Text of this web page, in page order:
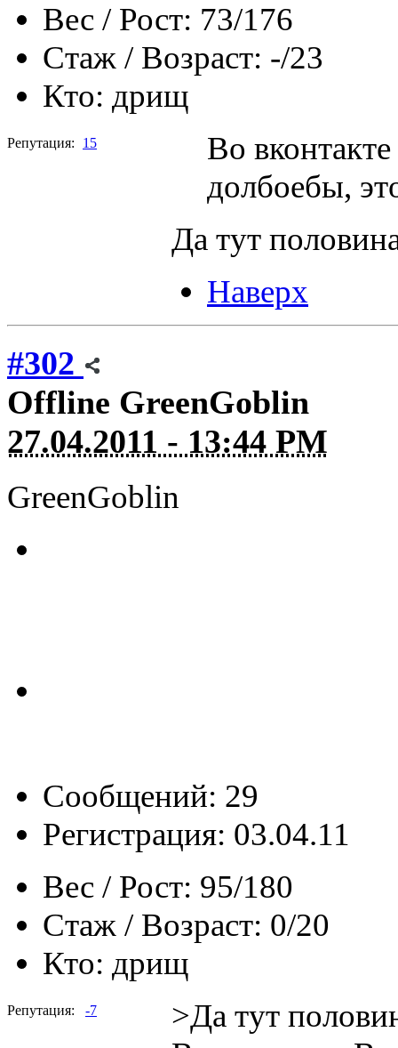
Вес / Рост: 73/176
Стаж / Возраст: -/23
Кто: дрищ
Репутация: 15
Во
долбоебы,
Да тут
Наверх
#302
Offline GreenGoblin
27.04.2011 - 13:44 PM
GreenGoblin
Сообщений: 29
Регистрация: 03.04.11
Вес / Рост: 95/180
Стаж / Возраст: 0/20
Кто: дрищ
Репутация: -7
>Да тут